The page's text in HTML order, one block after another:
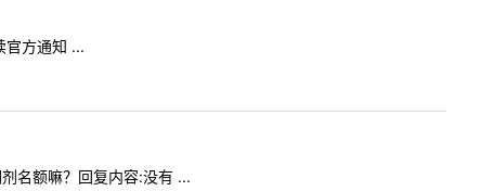
方通知 ...
名额嘛？回复内容:没有 ...